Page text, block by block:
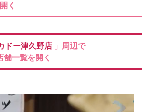
く
ドー津久野店 」周辺で
一覧を開く